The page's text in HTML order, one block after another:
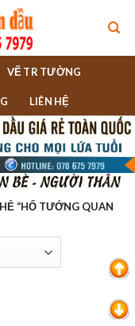
VẼ TR TƯỜNG
LIÊN HỆ
“HỔ TƯỚNG QUAN